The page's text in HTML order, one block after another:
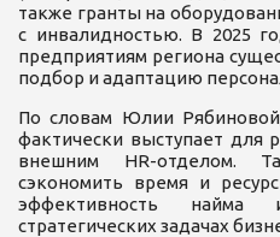
также гранты на
с инвалидностью. В 2025
предприятиям региона
подбор и адаптацию
По словам Юлии
фактически выступает для
внешним HR-отделом.
сэкономить время и
эффективность найма
стратегических задачах